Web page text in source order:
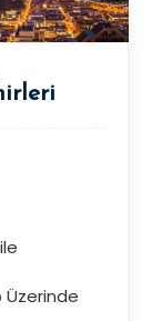
Üzerinde